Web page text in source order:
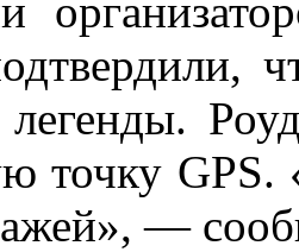
легенды.
точку GPS.
—